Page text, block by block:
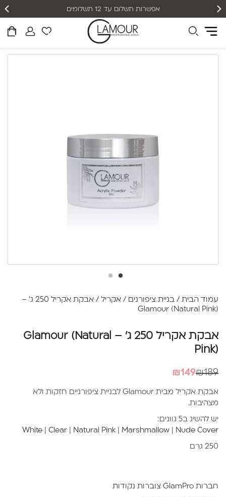
אפשרות תשלום עד 12 תשלומים
עמוד הבית / בניית ציפורנים / אקריל
/ אבקת אקריל 250 ג' –
Glamour (Natural Pink)
אבקת אקריל 250 ג' – Glamour (Natural
Pink)
₪189
המחיר
היה:
₪149המחיר
הוא:
אבקת אקריל מבית Glamour לבניית ציפורניים חזקות ולא
מצהיבות.
יש להשיג ב5 גוונים:
White
Clear Natural Pink Marshmallow Nude Cover
250 גרם
חברות GlamPro צוברות נקודות